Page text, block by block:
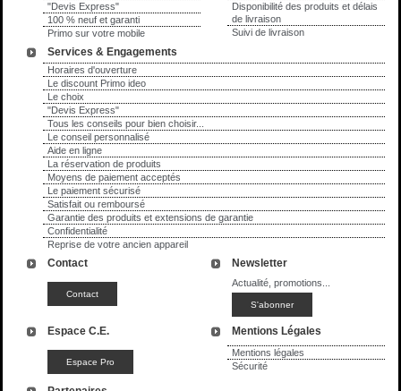
"Devis Express"
100 % neuf et garanti
Primo sur votre mobile
Disponibilité des produits et délais
de livraison
Suivi de livraison
Services & Engagements
Horaires d'ouverture
Le discount Primo ideo
Le choix
"Devis Express"
Tous les conseils pour bien choisir...
Le conseil personnalisé
Aide en ligne
La réservation de produits
Moyens de paiement acceptés
Le paiement sécurisé
Satisfait ou remboursé
Garantie des produits et extensions de garantie
Confidentialité
Reprise de votre ancien appareil
Contact Newsletter
Actualité, promotions...
Espace C.E. Mentions Légales
Mentions légales
Sécurité